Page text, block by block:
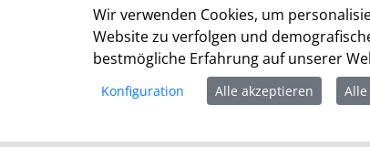
Telefon: +49 (0) 2181 / 608 - 0
Telefax: +49 (0) 2181/ 608 - 202
info@grevenbroich.de
Wir verwenden Cookies, um
Website zu verfolgen und
bestmögliche Erfahrung auf unserer
Konfiguration Alle akzeptieren